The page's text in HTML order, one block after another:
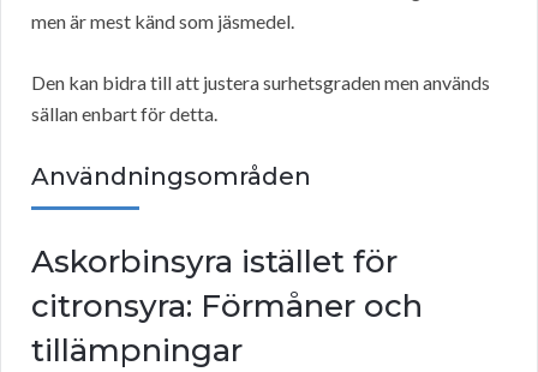
men är mest känd som jäsmedel.
Den kan bidra till att justera surhetsgraden men används
sällan enbart för detta.
Användningsområden
Askorbinsyra istället för
citronsyra: Förmåner och
tillämpningar